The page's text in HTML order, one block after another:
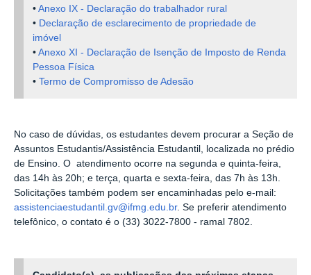
•Anexo IX - Declaração do trabalhador rural
• Declaração de esclarecimento de propriedade de
imóvel
•Anexo XI - Declaração de Isenção de Imposto de Renda
Pessoa Física
•Termo de Compromisso de Adesão
No caso de dúvidas, os estudantes devem procurar a Seção de
Assuntos Estudantis/Assistência Estudantil, localizada no prédio
de Ensino. O atendimento ocorre na segunda e quinta-feira,
das 14h às 20h; e terça, quarta e sexta-feira, das 7h às 13h.
Solicitações também podem ser encaminhadas pelo e-mail:
assistenciaestudantil.gv@ifmg.edu.br. Se preferir atendimento
telefônico, o contato é o (33) 3022-7800 - ramal 7802.